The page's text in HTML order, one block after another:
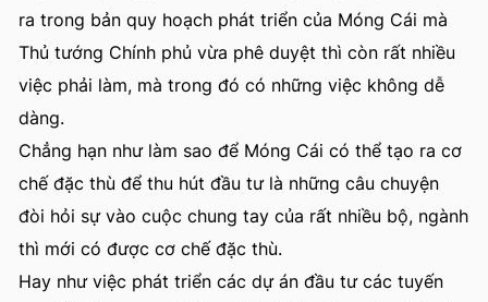
ra trong bản quy hoạch phát triển của Móng Cái mà
Thủ tướng Chính phủ vừa phê duyệt thì còn rất nhiều
việc phải làm, mà trong đó có những việc không dễ
dàng.
Chẳng hạn như làm sao để Móng Cái có thể tạo ra cơ
chế đặc thù để thu hút đầu tư là những câu chuyện
đòi hỏi sự vào cuộc chung tay của rất nhiều bộ, ngành
thì mới có được cơ chế đặc thù.
Hay như việc phát triển các dự án đầu tư các tuyến